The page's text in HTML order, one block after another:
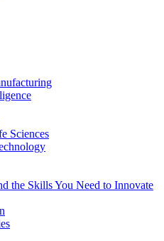
Sciences
the Skills You Need to Innovate